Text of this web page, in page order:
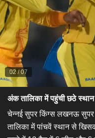
02/07
अंक तालिका में पहुंची छठे स्थान
चेन्नई सुपर किंग्स लखनऊ सुपर
तालिका में पांचवें स्थान से